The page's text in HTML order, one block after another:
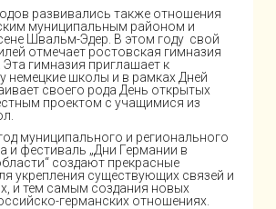
развивались также отношения
муниципальным районом и
Швальм-Эдер. В этом году свой
отмечает ростовская гимназия
Эта гимназия приглашает к
немецкие школы и в рамках Дней
своего рода День открытых
проектом с учащимися из
муниципального и регионального
и фестиваль „Дни Германии в
создают прекрасные
укрепления существующих связей и
и тем самым создания новых
германских отношениях.